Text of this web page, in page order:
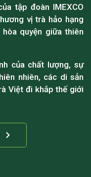
tập đoàn IMEXCO
vị trà hảo hạng
quyện giữa thiên
của chất lượng, sự
nhiên, các di sản
Việt đi khắp thế giới